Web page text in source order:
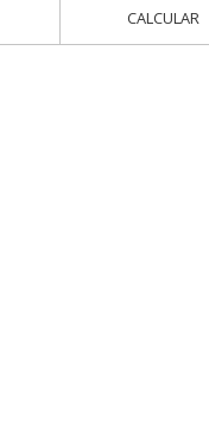
CALCULAR